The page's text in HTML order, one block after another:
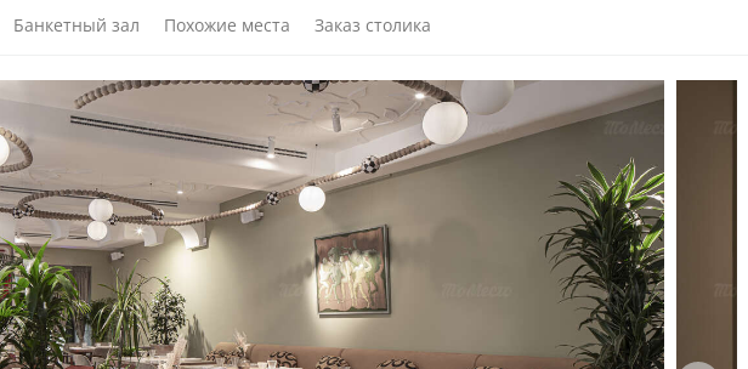
Банкетный зал Похожие места Заказ столика